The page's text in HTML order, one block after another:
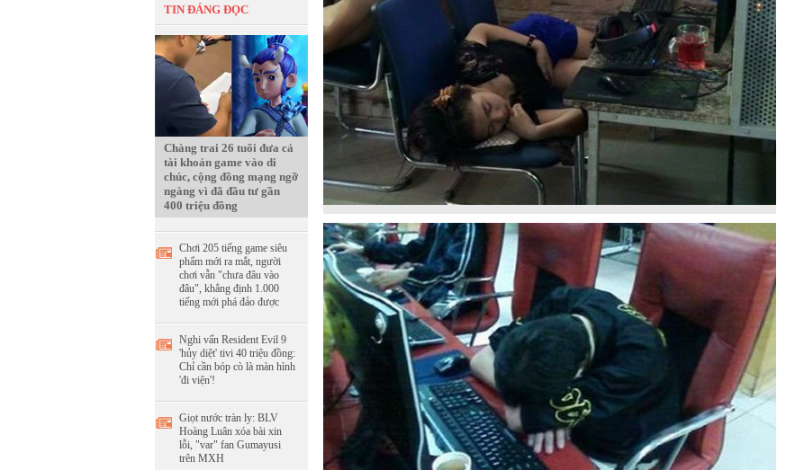
TIN ĐÁNG ĐỌC
Chàng trai 26 tuổi đưa cả
tài khoản game vào di
chúc, cộng đồng mạng ngỡ
ngàng vì đã đầu tư gần
400 triệu đồng
Chơi 205 tiếng game siêu
phẩm mới ra mắt, người
chơi vẫn "chưa đâu vào
đâu", khẳng định 1.000
tiếng mới phá đảo được
Nghi vấn Resident Evil 9
'hủy diệt' tivi 40 triệu đồng:
Chỉ cần bóp cò là màn hình
'đi viện'!
Giọt nước tràn ly: BLV
Hoàng Luân xóa bài xin
lỗi, "var" fan Gumayusi
trên MXH